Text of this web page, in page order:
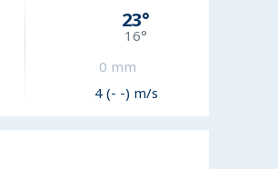
23°
16°
0 mm
4 (- -) m/s